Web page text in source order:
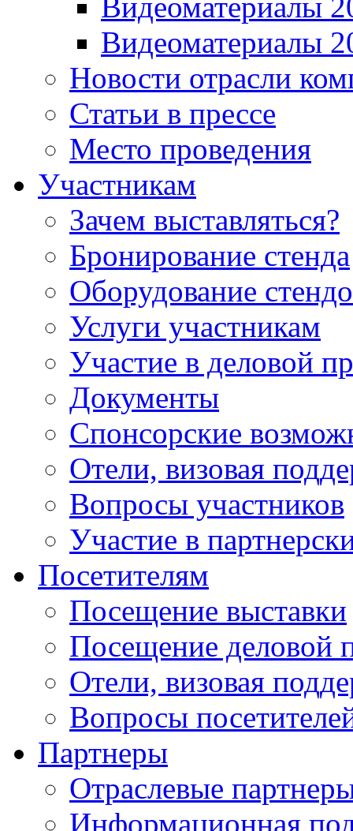
Видеоматериалы
Видеоматериалы
Новости отрасли
Статьи в прессе
Место проведения
Участникам
Зачем выставляться?
Бронирование стенда
Оборудование
Услуги участникам
Участие в деловой
Документы
Спонсорские
Отели, визовая
Вопросы участников
Участие в
Посетителям
Посещение выставки
Посещение деловой
Отели, визовая
Вопросы
Партнеры
Отраслевые
Информационная